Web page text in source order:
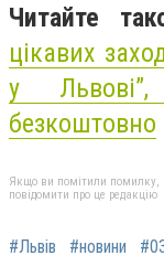
Читайте
цікавих
у
безкоштовно
Якщо ви помітили помилку,
повідомити про це редакцію
#Львів #новини